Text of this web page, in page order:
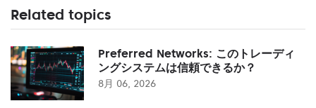
Related topics
Preferred Networks: このトレーディ
ングシステムは信頼できるか？
8月 06, 2026